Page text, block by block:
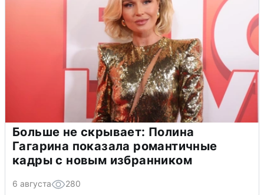
Больше не скрывает: Полина
Гагарина показала романтичные
кадры с новым избранником
6 августа 280